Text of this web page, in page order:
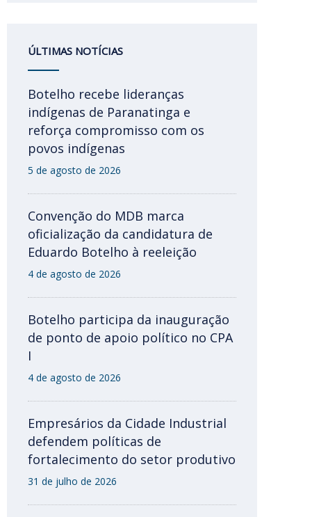
ÚLTIMAS NOTÍCIAS
Botelho recebe lideranças
indígenas de Paranatinga e
reforça compromisso com os
povos indígenas
5 de agosto de 2026
Convenção do MDB marca
oficialização da candidatura de
Eduardo Botelho à reeleição
4 de agosto de 2026
Botelho participa da inauguração
de ponto de apoio político no CPA
I
4 de agosto de 2026
Empresários da Cidade Industrial
defendem políticas de
fortalecimento do setor produtivo
31 de julho de 2026